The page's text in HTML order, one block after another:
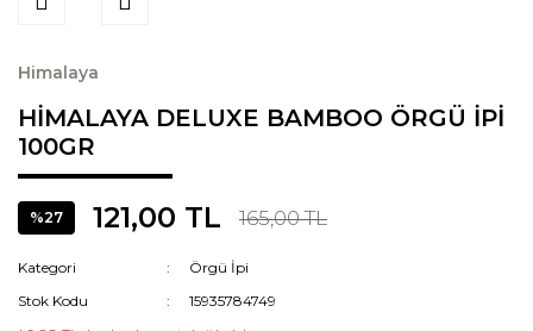
Himalaya
HİMALAYA DELUXE BAMBOO ÖRGÜ İPİ
100GR
%27 121,00 TL 165,00 TL
Kategori
Örgü İpi
Stok Kodu
15935784749